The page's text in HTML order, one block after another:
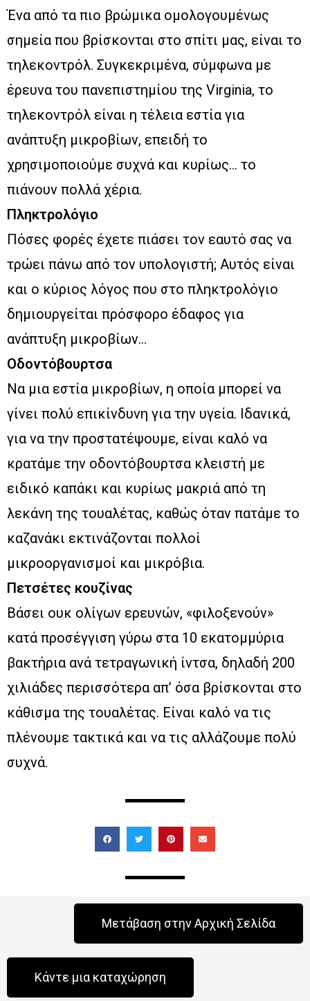
Ένα από τα πιο βρώμικα ομολογουμένως
σημεία που βρίσκονται στο σπίτι μας, είναι το
τηλεκοντρόλ. Συγκεκριμένα, σύμφωνα με
έρευνα του πανεπιστημίου της Virginia, το
τηλεκοντρόλ είναι η τέλεια εστία για
ανάπτυξη μικροβίων, επειδή το
χρησιμοποιούμε συχνά και κυρίως… το
πιάνουν πολλά χέρια.
Πληκτρολόγιο
Πόσες φορές έχετε πιάσει τον εαυτό σας να
τρώει πάνω από τον υπολογιστή; Αυτός είναι
και ο κύριος λόγος που στο πληκτρολόγιο
δημιουργείται πρόσφορο έδαφος για
ανάπτυξη μικροβίων…
Οδοντόβουρτσα
Να μια εστία μικροβίων, η οποία μπορεί να
γίνει πολύ επικίνδυνη για την υγεία. Ιδανικά,
για να την προστατέψουμε, είναι καλό να
κρατάμε την οδοντόβουρτσα κλειστή με
ειδικό καπάκι και κυρίως μακριά από τη
λεκάνη της τουαλέτας, καθώς όταν πατάμε το
καζανάκι εκτινάζονται πολλοί
μικροοργανισμοί και μικρόβια.
Πετσέτες κουζίνας
Βάσει ουκ ολίγων ερευνών, «φιλοξενούν»
κατά προσέγγιση γύρω στα 10 εκατομμύρια
βακτήρια ανά τετραγωνική ίντσα, δηλαδή 200
χιλιάδες περισσότερα απ’ όσα βρίσκονται στο
κάθισμα της τουαλέτας. Είναι καλό να τις
πλένουμε τακτικά και να τις αλλάζουμε πολύ
συχνά.
Μετάβαση στην Αρχική Σελίδα
Κάντε μια καταχώρηση